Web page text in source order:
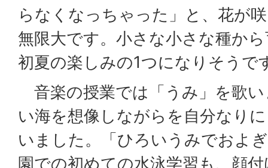
らなくなっちゃった」と、花が
無限大です。小さな小さな種か
初夏の楽しみの1つになりそうで
音楽の授業では「うみ」を歌
い海を想像しながらを自分なり
いました。「ひろいうみでおよ
園での初めての水泳学習も、顔